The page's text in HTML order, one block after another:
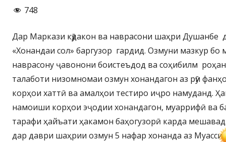
748
Дар Маркази кӯдакон ва наврасони шаҳри
«Хонандаи сол» баргузор гардид. Озмуни мазкур бо
наврасону ҷавонони боистеъдод ва соҳибилм
талаботи низомномаи озмун хонандагон аз рӯи
корҳои хаттӣ ва амалҳои тестиро иҷро намуданд.
намоиши корҳои эҷодии хонандагон, муаррифӣ ва
тарафи ҳайъати ҳакамон баҳогузорӣ карда
дар даври шаҳрии озмун 5 нафар хонанда аз